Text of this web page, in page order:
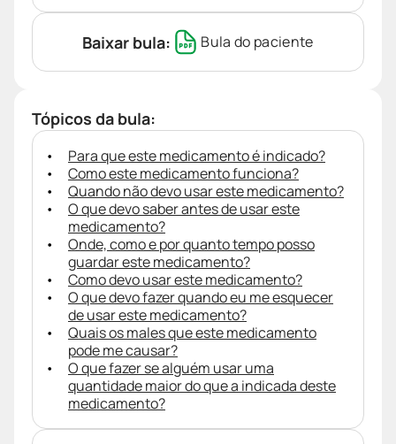
Baixar bula: Bula do paciente
Tópicos da bula:
Para que este medicamento é indicado?
Como este medicamento funciona?
Quando não devo usar este medicamento?
O que devo saber antes de usar este
medicamento?
Onde, como e por quanto tempo posso
guardar este medicamento?
Como devo usar este medicamento?
O que devo fazer quando eu me esquecer
de usar este medicamento?
Quais os males que este medicamento
pode me causar?
O que fazer se alguém usar uma
quantidade maior do que a indicada deste
medicamento?